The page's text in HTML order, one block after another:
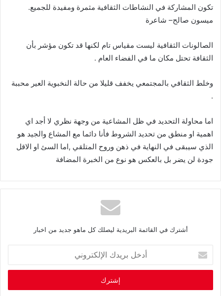
تكون المشاركة في النشاطات الثقافية مثمرة ومفيدة للجميع.
ميسون صالح– شاعرة
الصالونات الثقافية ليست مقياس تام لكنها قد تكون مؤشر بأن
الثقافة تحتل مكان ما في الفضاء العام .
وخلط الثقافي بالمجتمعي يخفف قليلا من حالة النخبوية العير محببة
.
اما محاولة التحديد في ظل المشاعية من وجهة نظري لا أجد اي
اهمية او منطق من تحديد الشروط فأنا دائما مع المشاع والجيد هو
الذي سيبقى في النهاية في ذهن وروح المتلقي ,اما السئ او الاقل
جودة لن يضر بل بالعكس هو نوع من الخبرة المضافة
أشترك في القائمة البريدية ليصلك كل ماهو جديد من اخبار
خ
ب